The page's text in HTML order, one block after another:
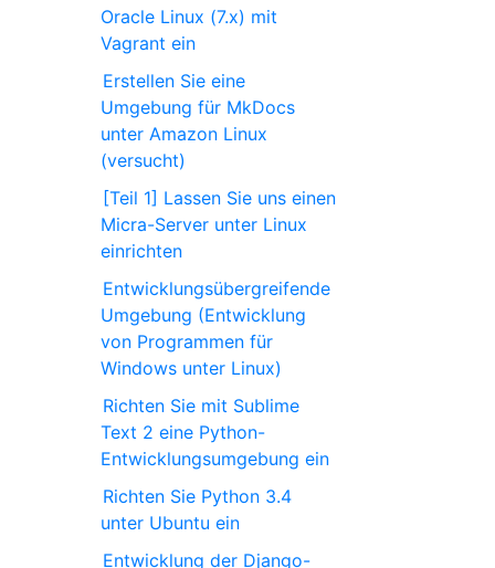
Oracle Linux (7.x) mit
Vagrant ein
Erstellen Sie eine
Umgebung für MkDocs
unter Amazon Linux
(versucht)
[Teil 1] Lassen Sie uns einen
Micra-Server unter Linux
einrichten
Entwicklungsübergreifende
Umgebung (Entwicklung
von Programmen für
Windows unter Linux)
Richten Sie mit Sublime
Text 2 eine Python-
Entwicklungsumgebung ein
Richten Sie Python 3.4
unter Ubuntu ein
Entwicklung der Django-